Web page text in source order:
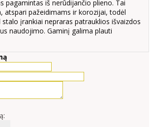
pagamintas iš nerūdijančio plieno. Tai
atspari pažeidimams ir korozijai, todėl
įrankiai nepraras patrauklios išvaizdos
naudojimo. Gaminį galima plauti